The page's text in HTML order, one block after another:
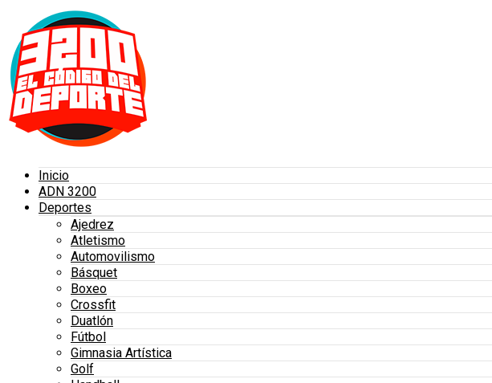
Inicio
ADN 3200
Deportes
Ajedrez
Atletismo
Automovilismo
Básquet
Boxeo
Crossfit
Duatlón
Fútbol
Gimnasia Artística
Golf